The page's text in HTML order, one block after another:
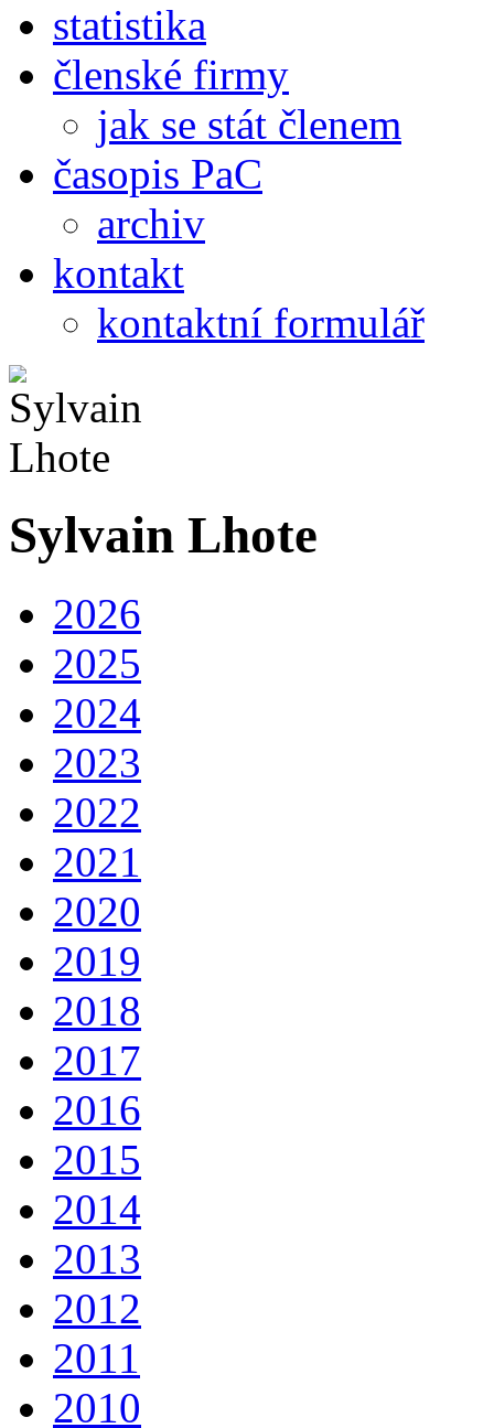
statistika
členské firmy
jak se stát členem
časopis PaC
archiv
kontakt
kontaktní formulář
Sylvain Lhote
2026
2025
2024
2023
2022
2021
2020
2019
2018
2017
2016
2015
2014
2013
2012
2011
2010